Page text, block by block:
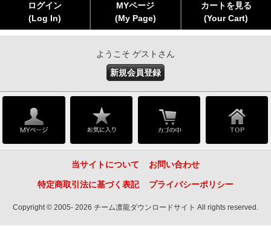
ログイン
(Log In)
MYページ
(My Page)
カートを見る
(Your Cart)
ようこそ ゲストさん
新規会員登録
当サイトについて お問い合わせ
特定商取引法に基づく表記 プライバシーポリシー
Copyright © 2005- 2026 チーム凛龍ダウンロードサイト All rights reserved.